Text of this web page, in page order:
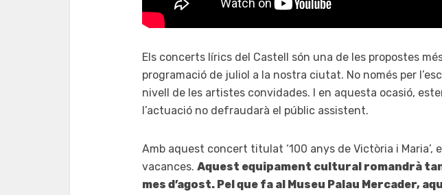
Els concerts lírics del Castell són una de les propostes
programació de juliol a la nostra ciutat. No només per
nivell de les artistes convidades. I en aquesta ocasió,
l’actuació no defraudarà el públic assistent.
Amb aquest concert titulat ‘100 anys de Victòria i Maria’,
vacances. Aquest equipament cultural romandrà
mes d’agost. Pel que fa al Museu Palau Mercader,